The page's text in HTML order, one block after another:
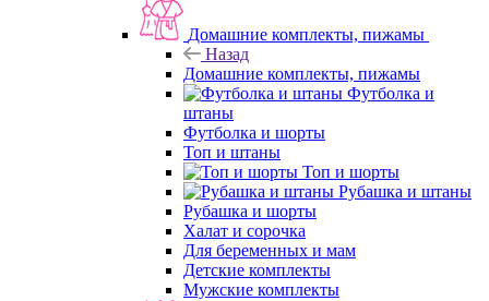
Домашние комплекты, пижамы
Назад
Домашние комплекты, пижамы
Футболка и
штаны
Футболка и шорты
Топ и штаны
Топ и шорты
Рубашка и штаны
Рубашка и шорты
Халат и сорочка
Для беременных и мам
Детские комплекты
Мужские комплекты